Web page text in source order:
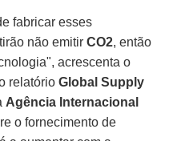
fabricar esses
não emitirCO2, então
acrescenta o
relatórioGlobal Supply
Agência Internacional
o fornecimento de